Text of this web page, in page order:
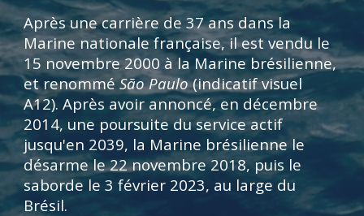
Après une carrière de 37 ans dans la
Marine nationale française, il est vendu le
15 novembre 2000 à la Marine brésilienne,
et renomméSão Paulo(indicatif visuel
A12). Après avoir annoncé, en décembre
2014, une poursuite du service actif
jusqu'en 2039, la Marine brésilienne le
désarme le 22 novembre 2018, puis le
saborde le 3 février 2023, au large du
Brésil.